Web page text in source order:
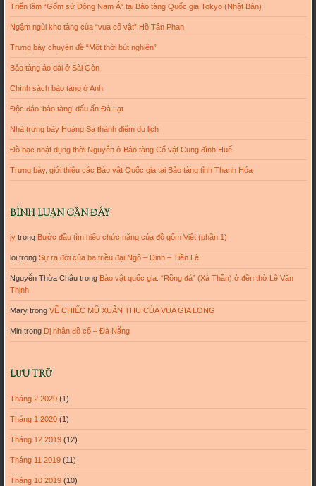
Triển lãm “Gốm sứ Đông Nam Á” tại Bảo tàng Quốc gia Tokyo (Nhật Bản)
Ngậm ngùi kho tàng của “vua cổ vật” Hồ Tấn Phan
Trưng bày chuyên đề “Một thời bút nghiên”
Bảo tàng áo dài ở Sài Gòn
Chính sách bảo tàng ở Anh
Độc đáo ‘bảo tàng’ dấu ấn Đà Lạt
Nhà trưng bày Hoàng Sa thành điểm du lịch
Đồ bạc nhật dụng thời Nguyễn ở Bảo tàng Cổ vật Cung đình Huế
Trưng bày, giới thiệu các Bảo vật Quốc gia tại Bảo tàng tỉnh Thanh Hóa
BÌNH LUẬN GẦN ĐÂY
jytrong Bước đầu tìm hiểu chức năng của đồ gốm Việt (phần 1)
loitrong Sự ra đời của ba triều đại Ngô – Đinh – Tiền Lê
Nguyễn Thừa Châutrong Bảo vật quốc gia: “Rồng đá” (Xà Thần) ở đền thờ Lê Văn
Thịnh
Marytrong VỀ CHIẾC MŨ XUÂN THU CỦA VUA GIA LONG
Mintrong Dị nhân đồ cổ – Đà Nẵng
LƯU TRỮ
Tháng 2 2020(1)
Tháng 1 2020(1)
Tháng 12 2019(12)
Tháng 11 2019(11)
Tháng 10 2019(10)